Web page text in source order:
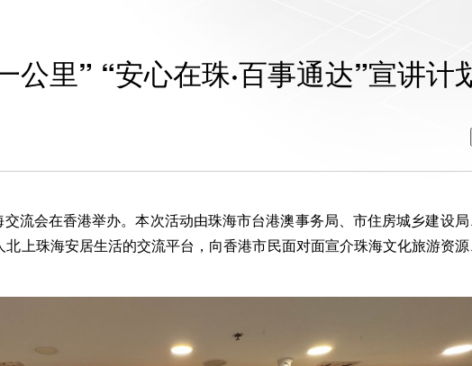
里” “安心在珠·百事通达”宣讲计
流会在香港举办。本次活动由珠海市台港澳事务局、市住房城乡建设
上珠海安居生活的交流平台，向香港市民面对面宣介珠海文化旅游资源